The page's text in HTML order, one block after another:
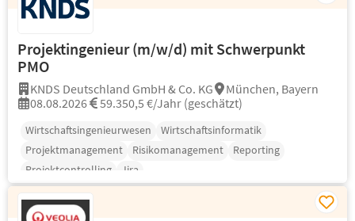
Projektingenieur (m/w/d) mit Schwerpunkt
PMO
KNDS Deutschland GmbH & Co. KG
München, Bayern
08.08.2026
59.350,5 €/Jahr (geschätzt)
Wirtschaftsingenieurwesen
Wirtschaftsinformatik
Projektmanagement
Risikomanagement
Reporting
Projektcontrolling
Jira